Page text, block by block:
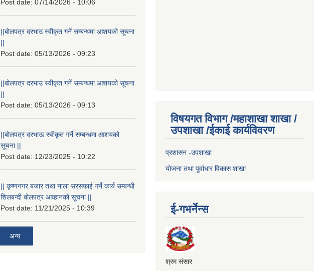
Post date: 07/14/2026 - 10:06
||बोलपत्र दरभाउ स्वीकृत गर्ने सम्बन्धमा आशयको सूचना
||
Post date: 05/13/2026 - 09:23
||बोलपत्र दरभाउ स्वीकृत गर्ने सम्बन्धमा आशयको सूचना
||
Post date: 05/13/2026 - 09:13
||बोलपत्र दरभाऊ स्वीकृत गर्ने सम्बन्धमा आशयको
सूचना ||
Post date: 12/23/2025 - 10:22
|| कृष्णनगर बजार तथा नाला सरसफाई गर्ने कार्य सम्बन्धी
शिलबन्दी बोलपत्र आव्हानको सूचना ||
Post date: 11/21/2025 - 10:39
अन्य
विषयगत विभाग /महाशाखा शाखा /
उपशाखा /ईकाई कार्यविवरण
प्रशासन -उपशाखा
योजना तथा पूर्वाधार विकास शाखा
ई-गभर्नेन्स
श्रम संसार